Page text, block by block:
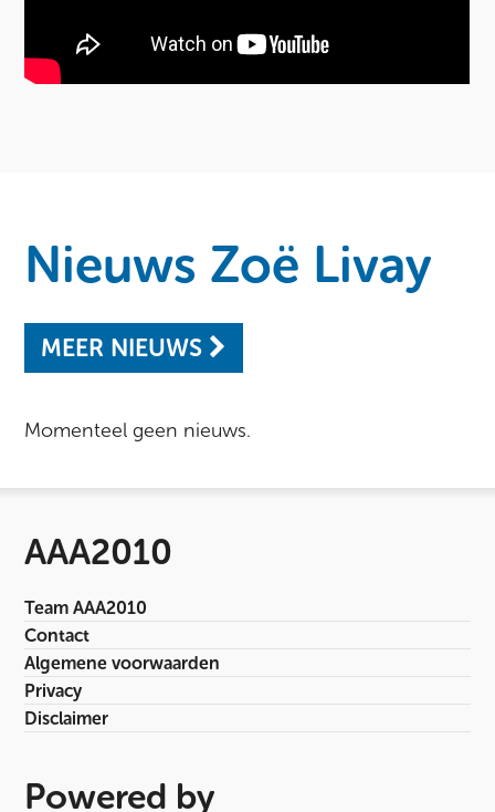
Nieuws Zoë Livay
MEER NIEUWS
Momenteel geen nieuws.
AAA2010
Team AAA2010
Contact
Algemene voorwaarden
Privacy
Disclaimer
Powered by